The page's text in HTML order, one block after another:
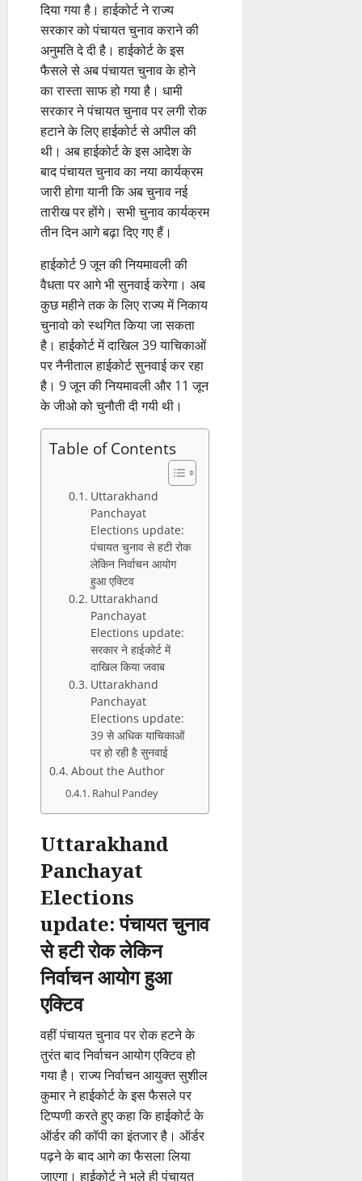
दिया गया है। हाईकोर्ट ने राज्य
सरकार को पंचायत चुनाव कराने की
अनुमति दे दी है। हाईकोर्ट के इस
फैसले से अब पंचायत चुनाव के होने
का रास्ता साफ हो गया है। धामी
सरकार ने पंचायत चुनाव पर लगी रोक
हटाने के लिए हाईकोर्ट से अपील की
थी। अब हाईकोर्ट के इस आदेश के
बाद पंचायत चुनाव का नया कार्यक्रम
जारी होगा यानी कि अब चुनाव नई
तारीख पर होंगे। सभी चुनाव कार्यक्रम
तीन दिन आगे बढ़ा दिए गए हैं।
हाईकोर्ट 9 जून की नियमावली की
वैधता पर आगे भी सुनवाई करेगा। अब
कुछ महीने तक के लिए राज्य में निकाय
चुनावो को स्थगित किया जा सकता
है। हाईकोर्ट में दाखिल 39 याचिकाओं
पर नैनीताल हाईकोर्ट सुनवाई कर रहा
है। 9 जून की नियमावली और 11 जून
के जीओ को चुनौती दी गयी थी।
Table of Contents
Uttarakhand
Panchayat
Elections update:
पंचायत चुनाव से हटी रोक
लेकिन निर्वाचन आयोग
हुआ एक्टिव
Uttarakhand
Panchayat
Elections update:
सरकार ने हाईकोर्ट में
दाखिल किया जवाब
Uttarakhand
Panchayat
Elections update:
39 से अधिक याचिकाओं
पर हो रही है सुनवाई
About the Author
Rahul Pandey
Uttarakhand
Panchayat
Elections
update: पंचायत चुनाव
से हटी रोक लेकिन
निर्वाचन आयोग हुआ
एक्टिव
वहीं पंचायत चुनाव पर रोक हटने के
तुरंत बाद निर्वाचन आयोग एक्टिव हो
गया है। राज्य निर्वाचन आयुक्त सुशील
कुमार ने हाईकोर्ट के इस फैसले पर
टिप्पणी करते हुए कहा कि हाईकोर्ट के
ऑर्डर की कॉपी का इंतजार है। ऑर्डर
पढ़ने के बाद आगे का फैसला लिया
जाएगा। हाईकोर्ट ने भले ही पंचायत